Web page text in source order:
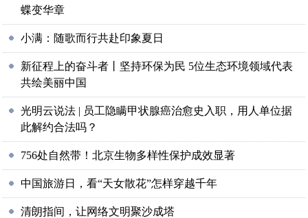
蝶变华章
小满：随歌而行共赴印象夏日
新征程上的奋斗者丨坚持环保为民 5位生态环境领域代表
共绘美丽中国
光明云说法 | 员工隐瞒甲状腺癌治愈史入职，用人单位据
此解约合法吗？
756处自然带！北京生物多样性保护成效显著
中国旅游日，看“天女散花”怎样穿越千年
清朗指间，让网络文明聚沙成塔